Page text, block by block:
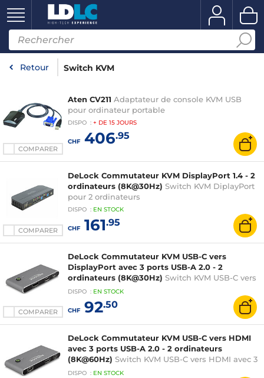
Retour Switch KVM
COMPARER
Aten CV211 Adaptateur de console KVM USB
pour ordinateur portable
DISPO : + DE 15 JOURS
CHF406.95
COMPARER
DeLock Commutateur KVM DisplayPort 1.4 - 2
ordinateurs (8K@30Hz) Switch KVM DiplayPort
pour 2 ordinateurs
DISPO : EN STOCK
CHF161.95
COMPARER
DeLock Commutateur KVM USB-C vers
DisplayPort avec 3 ports USB-A 2.0 - 2
ordinateurs (8K@30Hz) Switch KVM USB-C vers
DisplayPort avec 3 ports USB-A 2.0 pour 2
ordinateurs
DISPO : EN STOCK
CHF92.50
DeLock Commutateur KVM USB-C vers HDMI
avec 3 ports USB-A 2.0 - 2 ordinateurs
(8K@60Hz) Switch KVM USB-C vers HDMI avec 3
ports USB-A 2.0 pour 2 ordinateurs
DISPO : EN STOCK